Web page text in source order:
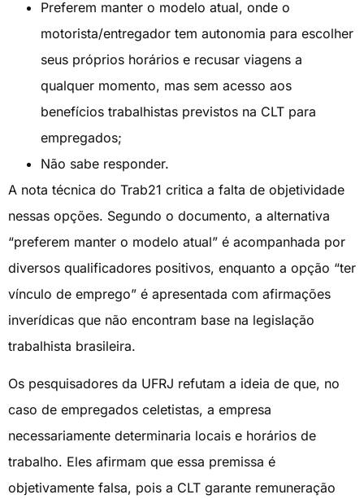
Preferem manter o modelo atual, onde o
motorista/entregador tem autonomia para escolher
seus próprios horários e recusar viagens a
qualquer momento, mas sem acesso aos
benefícios trabalhistas previstos na CLT para
empregados;
Não sabe responder.
A nota técnica do Trab21 critica a falta de objetividade
nessas opções. Segundo o documento, a alternativa
“preferem manter o modelo atual” é acompanhada por
diversos qualificadores positivos, enquanto a opção “ter
vínculo de emprego” é apresentada com afirmações
inverídicas que não encontram base na legislação
trabalhista brasileira.
Os pesquisadores da UFRJ refutam a ideia de que, no
caso de empregados celetistas, a empresa
necessariamente determinaria locais e horários de
trabalho. Eles afirmam que essa premissa é
objetivamente falsa, pois a CLT garante remuneração